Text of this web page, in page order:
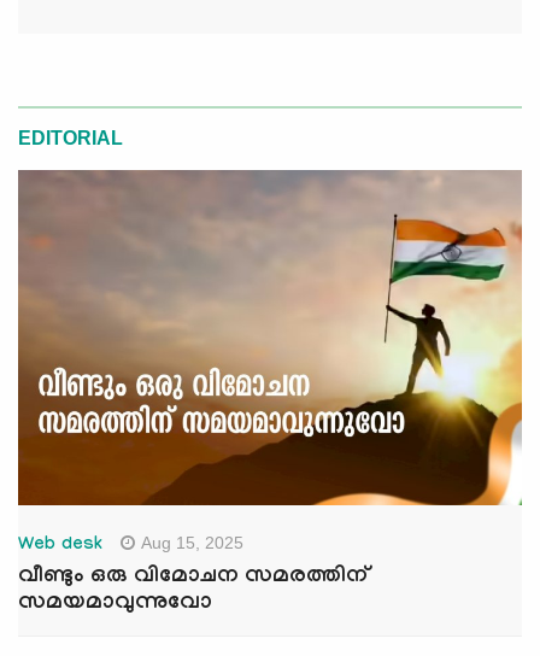
EDITORIAL
Web desk Aug 15, 2025
വീണ്ടും ഒരു വിമോചന സമരത്തിന്
സമയമാവുന്നുവോ